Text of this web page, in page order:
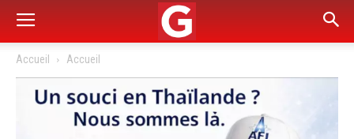
Accueil Accueil